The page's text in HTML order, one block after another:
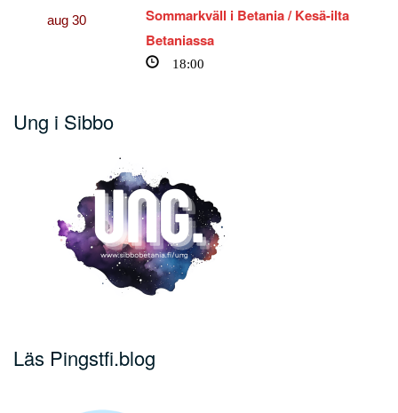
aug 30
Sommarkväll i Betania / Kesä-ilta
Betaniassa
18:00
Ung i Sibbo
Läs Pingstfi.blog